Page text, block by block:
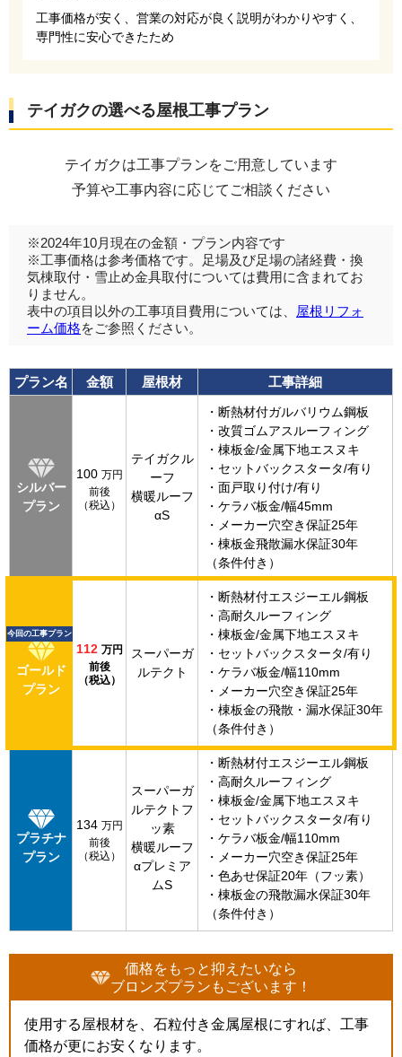
工事価格が安く、営業の対応が良く説明がわかりやすく、
専門性に安心できたため
テイガクの選べる屋根工事プラン
テイガクは工事プランをご用意しています
予算や工事内容に応じてご相談ください
※2024年10月現在の金額・プラン内容です
※工事価格は参考価格です。足場及び足場の諸経費・換
気棟取付・雪止め金具取付については費用に含まれてお
りません。
表中の項目以外の工事項目費用については、
屋根リフォ
ーム価格をご参照ください。
プラン名 金額 屋根材 工事詳細
シルバー
プラン
100 万円
前後
（税込）
テイガクル
ーフ
横暖ルーフ
αS
・断熱材付ガルバリウム鋼板
・改質ゴムアスルーフィング
・棟板金/金属下地エスヌキ
・セットバックスタータ/有り
・面戸取り付け/有り
・ケラバ板金/幅45mm
・メーカー穴空き保証25年
・棟板金飛散漏水保証30年
（条件付き）
今回の工事プラン
ゴールド
プラン
112 万円
前後
（税込）
スーパーガ
ルテクト
・断熱材付エスジーエル鋼板
・高耐久ルーフィング
・棟板金/金属下地エスヌキ
・セットバックスタータ/有り
・ケラバ板金/幅110mm
・メーカー穴空き保証25年
・棟板金の飛散・漏水保証30年
（条件付き）
プラチナ
プラン
134 万円
前後
（税込）
スーパーガ
ルテクトフ
ッ素
横暖ルーフ
αプレミア
ムS
・断熱材付エスジーエル鋼板
・高耐久ルーフィング
・棟板金/金属下地エスヌキ
・セットバックスタータ/有り
・ケラバ板金/幅110mm
・メーカー穴空き保証25年
・色あせ保証20年（フッ素）
・棟板金の飛散漏水保証30年
（条件付き）
価格をもっと抑えたいなら
ブロンズプランもございます！
使用する屋根材を、石粒付き金属屋根にすれば、工事
価格が更にお安くなります。